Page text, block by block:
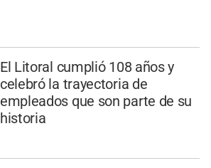
El Litoral cumplió 108 años y
celebró la trayectoria de
empleados que son parte de su
historia